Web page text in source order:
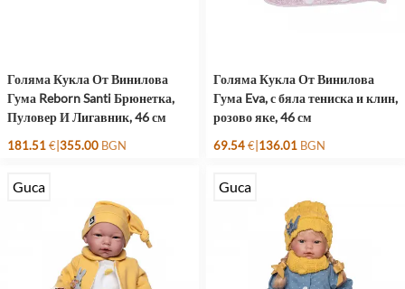
Голяма Кукла От Винилова
Гума Reborn Santi Брюнетка,
Пуловер И Лигавник, 46 см
181.51€|355.00 BGN
Голяма Кукла От Винилова
Гума Eva, с бяла тениска и клин,
розово яке, 46 см
69.54€|136.01 BGN
Guca Guca